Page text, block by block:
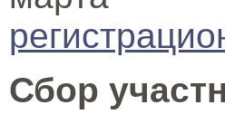
Сбор